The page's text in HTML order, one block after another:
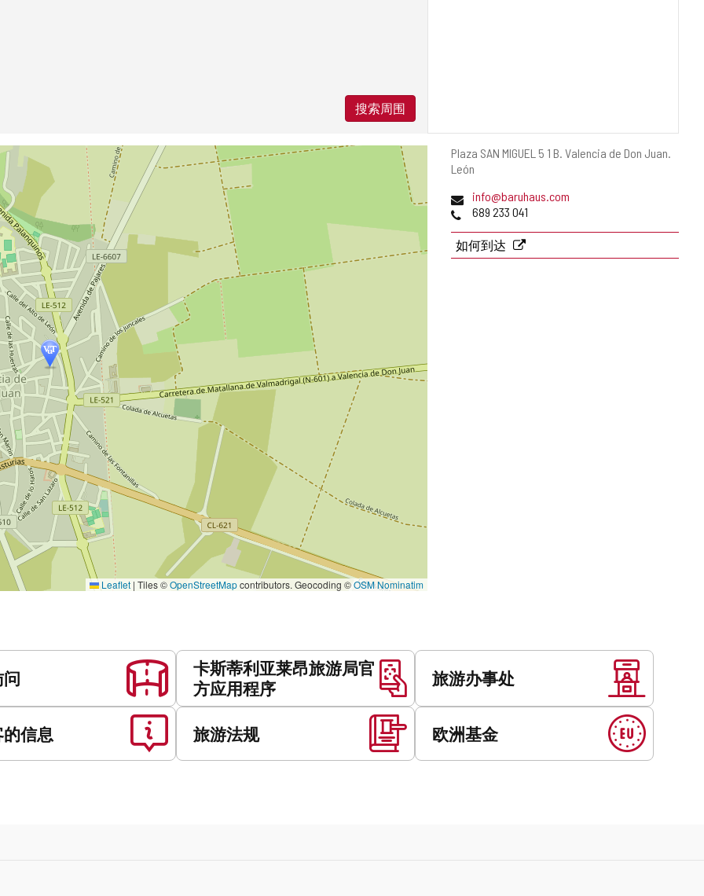
邮
寄
址
Plaza SAN MIGUEL 5 1 B. Valencia de Don Juan.
León
电
子
件
地
info@baruhaus.com
电
689 233 041
如何到达
搜索周围
Leaflet | Tiles ©OpenStreetMapcontributors. Geocoding ©OSM Nominatim
卡斯蒂利亚莱昂旅游局官
方应用程序
旅游办事处
信息 旅游法规 欧洲基金